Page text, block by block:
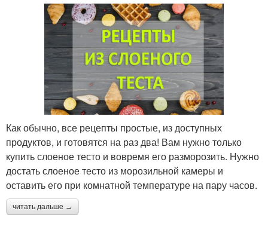
Как обычно, все рецепты простые, из доступных
продуктов, и готовятся на раз два! Вам нужно только
купить слоеное тесто и вовремя его разморозить. Нужно
достать слоеное тесто из морозильной камеры и
оставить его при комнатной температуре на пару часов.
читать дальше →